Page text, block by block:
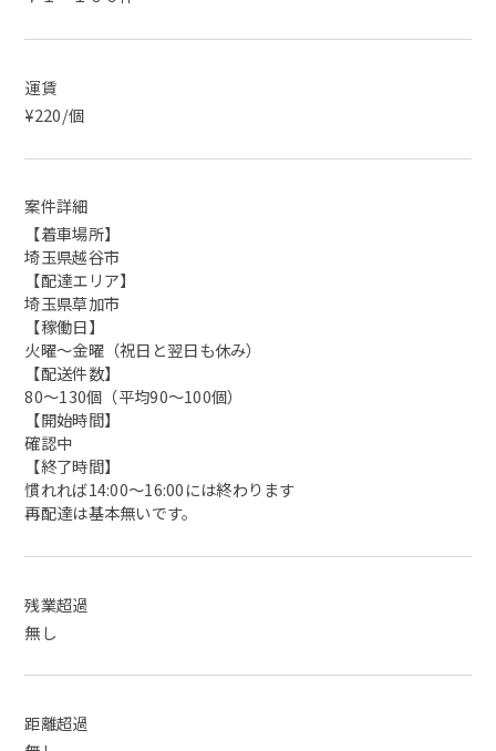
運賃
¥220/個
案件詳細
【着車場所】
埼玉県越谷市
【配達エリア】
埼玉県草加市
【稼働日】
火曜〜金曜（祝日と翌日も休み）
【配送件数】
80〜130個（平均90〜100個）
【開始時間】
確認中
【終了時間】
慣れれば14:00〜16:00には終わります
再配達は基本無いです。
残業超過
無し
距離超過